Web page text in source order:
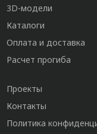
3D-модели
Каталоги
Оплата и доставка
Расчет прогиба
Проекты
Контакты
Политика